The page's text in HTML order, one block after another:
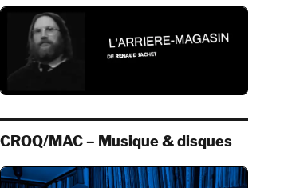
CROQ/MAC – Musique & disques